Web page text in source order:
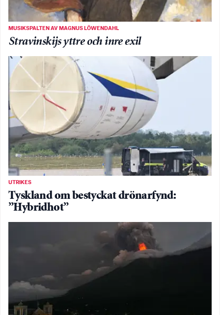
MUSIKSPALTEN AV MAGNUS LÖWENDAHL
Stravinskijs yttre och inre exil
UTRIKES
Tyskland om bestyckat drönarfynd:
”Hybridhot”